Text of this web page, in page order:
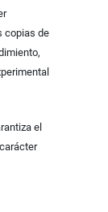
copias de
el